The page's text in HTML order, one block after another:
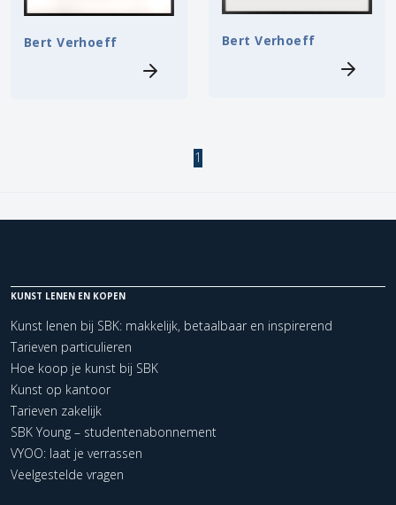
Bert Verhoeff Bert Verhoeff
1
KUNST LENEN EN KOPEN
Kunst lenen bij SBK: makkelijk, betaalbaar en inspirerend
Tarieven particulieren
Hoe koop je kunst bij SBK
Kunst op kantoor
Tarieven zakelijk
SBK Young – studentenabonnement
VYOO: laat je verrassen
Veelgestelde vragen